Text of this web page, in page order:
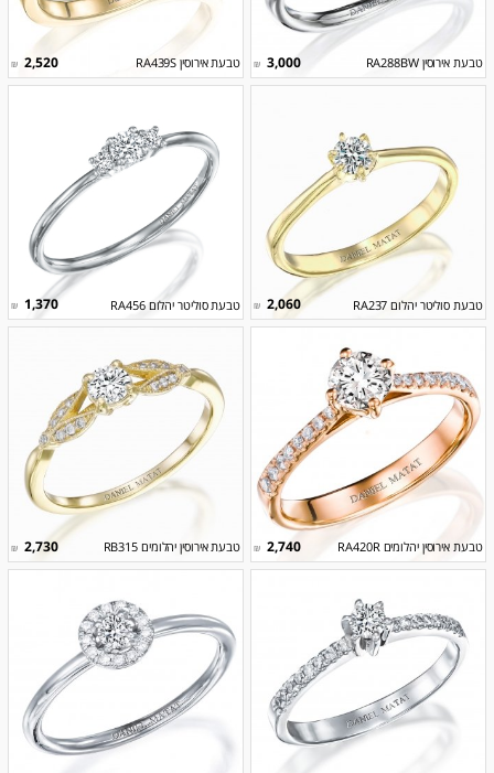
טבעת אירוסין RA288BW 3,000
₪ טבעת אירוסין RA439S 2,520
₪
טבעת סוליטר יהלום RA237 2,060
₪ טבעת סוליטר יהלום RA456 1,370
₪
טבעת אירוסין יהלומים RA420R 2,740
₪ טבעת אירוסין יהלומים RB315 2,730
₪